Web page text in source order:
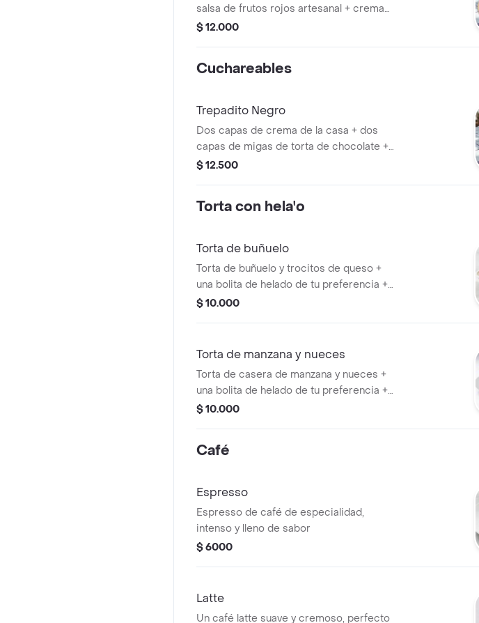
salsa de frutos rojos artesanal + crema
de la casa + queso rallado + 1 topping
$ 12.000
Cuchareables
Trepadito Negro
Dos capas de crema de la casa + dos
capas de migas de torta de chocolate +
dos capas de trocitos de Oreo + dos
$ 12.500
Torta con hela'o
Torta de buñuelo
Torta de buñuelo y trocitos de queso +
una bolita de helado de tu preferencia +
una salsa. Agrégale los poderes que
$ 10.000
Torta de manzana y nueces
Torta de casera de manzana y nueces +
una bolita de helado de tu preferencia +
una salsa. Agrégale los poderes que
$ 10.000
Café
Espresso
Espresso de café de especialidad,
intenso y lleno de sabor
$ 6000
Latte
Un café latte suave y cremoso, perfecto